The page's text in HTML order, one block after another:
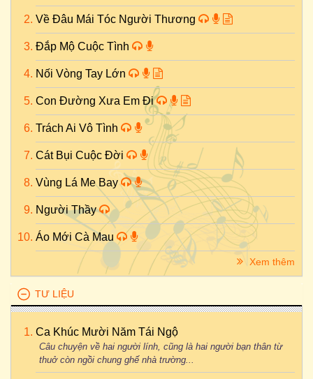
Về Đâu Mái Tóc Người Thương
Đắp Mộ Cuộc Tình
Nối Vòng Tay Lớn
Con Đường Xưa Em Đi
Trách Ai Vô Tình
Cát Bụi Cuộc Đời
Vùng Lá Me Bay
Người Thầy
Áo Mới Cà Mau
Xem thêm
TƯ LIỆU
Ca Khúc Mười Năm Tái Ngộ
Câu chuyện về hai người lính, cũng là hai người bạn thân từ
thuở còn ngồi chung ghế nhà trường...